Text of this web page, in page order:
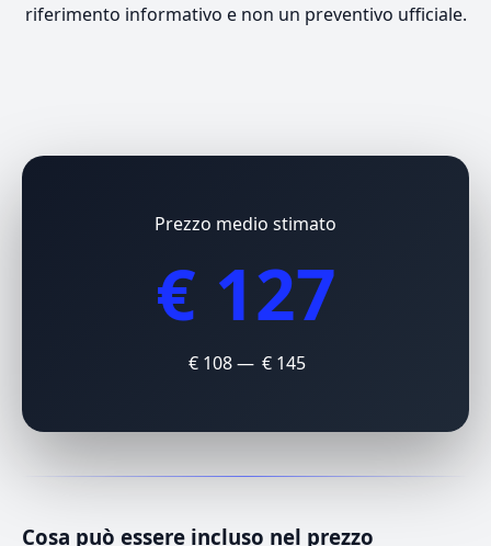
riferimento informativo e non un preventivo ufficiale.
Prezzo medio stimato
€ 127
€ 108 — € 145
Cosa può essere incluso nel prezzo